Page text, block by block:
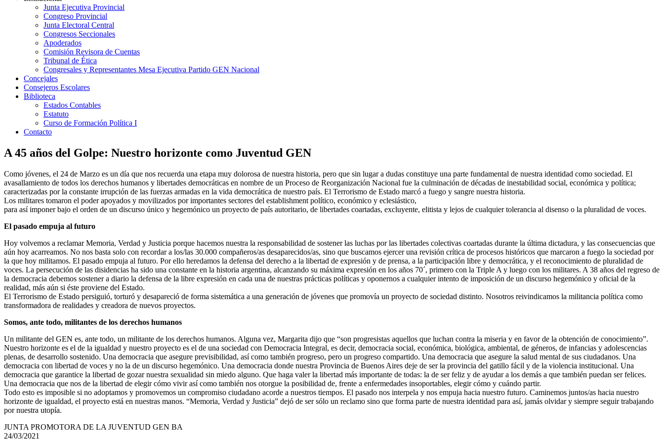
Junta Ejecutiva Provincial
Congreso Provincial
Junta Electoral Central
Congresos Seccionales
Apoderados
Comisión Revisora de Cuentas
Tribunal de Ética
Congresales y Representantes Mesa Ejecutiva Partido GEN Nacional
Concejales
Consejeros Escolares
Biblioteca
Estados Contables
Estatuto
Curso de Formación Política I
Contacto
A 45 años del Golpe: Nuestro horizonte como Juventud GEN
Como jóvenes, el 24 de Marzo es un día que nos recuerda una etapa muy dolorosa de nuestra historia, pero que sin lugar a dudas constituye una parte fundamental de nuestra identidad como sociedad. El
avasallamiento de todos los derechos humanos y libertades democráticas en nombre de un Proceso de Reorganización Nacional fue la culminación de décadas de inestabilidad social, económica y política;
caracterizadas por la constante irrupción de las fuerzas armadas en la vida democrática de nuestro país. El Terrorismo de Estado marcó a fuego y sangre nuestra historia.
Los militares tomaron el poder apoyados y movilizados por importantes sectores del establishment político, económico y eclesiástico,
para así imponer bajo el orden de un discurso único y hegemónico un proyecto de país autoritario, de libertades coartadas, excluyente, elitista y lejos de cualquier tolerancia al disenso o la pluralidad de voces.
El pasado empuja al futuro
Hoy volvemos a reclamar Memoria, Verdad y Justicia porque hacemos nuestra la responsabilidad de sostener las luchas por las libertades colectivas coartadas durante la última dictadura, y las consecuencias que
aún hoy acarreamos. No nos basta solo con recordar a los/las 30.000 compañeros/as desaparecidos/as, sino que buscamos ejercer una revisión crítica de procesos históricos que marcaron a fuego la sociedad por
la que hoy militamos. El pasado empuja al futuro. Por ello heredamos la defensa del derecho a la libertad de expresión y de prensa, a la participación libre y democrática, y el reconocimiento de pluralidad de
voces. La persecución de las disidencias ha sido una constante en la historia argentina, alcanzando su máxima expresión en los años 70´, primero con la Triple A y luego con los militares. A 38 años del regreso de
la democracia debemos sostener a diario la defensa de la libre expresión en cada una de nuestras prácticas políticas y oponernos a cualquier intento de imposición de un discurso hegemónico y oficial de la
realidad, más aún si éste proviene del Estado.
El Terrorismo de Estado persiguió, torturó y desapareció de forma sistemática a una generación de jóvenes que promovía un proyecto de sociedad distinto. Nosotros reivindicamos la militancia política como
transformadora de realidades y creadora de nuevos proyectos.
Somos, ante todo, militantes de los derechos humanos
Un militante del GEN es, ante todo, un militante de los derechos humanos. Alguna vez, Margarita dijo que “son progresistas aquellos que luchan contra la miseria y en favor de la obtención de conocimiento”.
Nuestro horizonte es el de la igualdad y nuestro proyecto es el de una sociedad con Democracia Integral, es decir, democracia social, económica, biológica, ambiental, de géneros, de infancias y adolescencias
plenas, de desarrollo sostenido. Una democracia que asegure previsibilidad, así como también progreso, pero un progreso compartido. Una democracia que asegure la salud mental de sus ciudadanos. Una
democracia con libertad de voces y no la de un discurso hegemónico. Una democracia donde nuestra Provincia de Buenos Aires deje de ser la provincia del gatillo fácil y de la violencia institucional. Una
democracia que garantice la libertad de gozar nuestra sexualidad sin miedo alguno. Que haga valer la libertad más importante de todas: la de ser feliz y de ayudar a los demás a que también puedan ser felices.
Una democracia que nos de la libertad de elegir cómo vivir así como también nos otorgue la posibilidad de, frente a enfermedades insoportables, elegir cómo y cuándo partir.
Todo esto es imposible si no adoptamos y promovemos un compromiso ciudadano acorde a nuestros tiempos. El pasado nos interpela y nos empuja hacia nuestro futuro. Caminemos juntos/as hacia nuestro
horizonte de igualdad, el proyecto está en nuestras manos. “Memoria, Verdad y Justicia” dejó de ser sólo un reclamo sino que forma parte de nuestra identidad para así, jamás olvidar y siempre seguir trabajando
por nuestra utopía.
JUNTA PROMOTORA DE LA JUVENTUD GEN BA
24/03/2021